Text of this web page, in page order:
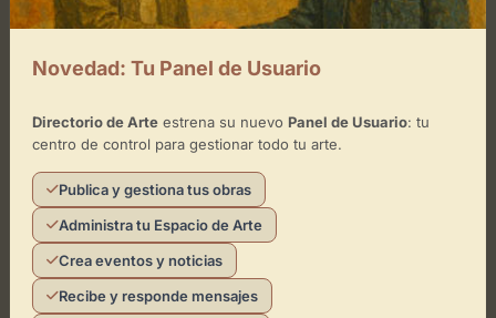
Martes
de -
Jueves
de 11:00 - 14:00
Domingo
de 12:00 - 15:00
Ubicación de Galeria Luz de la Vida
Cómo llegar
Novedad: Tu Panel de Usuario
Directorio de Arteestrena su nuevo Panel de Usuario: tu
centro de control para gestionar todo tu arte.
Publica y gestiona tus obras
Administra tu Espacio de Arte
Crea eventos y noticias
Recibe y responde mensajes